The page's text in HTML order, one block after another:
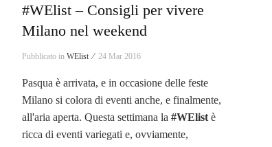
#WElist – Consigli per vivere
Milano nel weekend
Pubblicato in WElist ⁄ 24 Mar 2016
Pasqua è arrivata, e in occasione delle feste
Milano si colora di eventi anche, e finalmente,
all'aria aperta. Questa settimana la #WElist è
ricca di eventi variegati e, ovviamente,